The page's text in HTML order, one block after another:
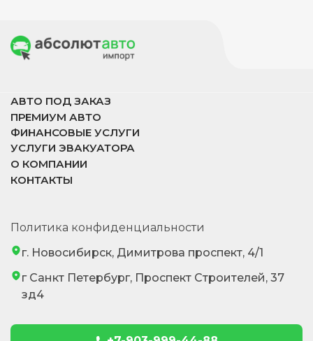
АВТО ПОД ЗАКАЗ
ПРЕМИУМ АВТО
ФИНАНСОВЫЕ УСЛУГИ
УСЛУГИ ЭВАКУАТОРА
О КОМПАНИИ
КОНТАКТЫ
Политика конфиденциальности
г. Новосибирск, Димитрова проспект, 4/1
г Санкт Петербург, Проспект Строителей, 37
зд4